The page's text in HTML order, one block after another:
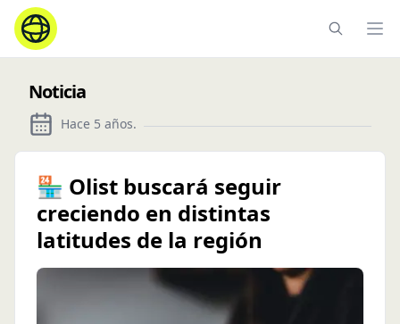
Noticia
Hace 5 años.
🏪 Olist buscará seguir
creciendo en distintas
latitudes de la región